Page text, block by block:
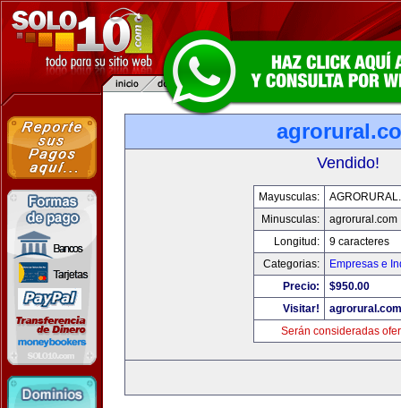
Vendido!
Mayusculas:
Minusculas:
agrorural.com
Longitud:
9 caracteres
Categorias:
Empresas e
Precio:
$950.00
Visitar!
agrorural.com
Serán consideradas